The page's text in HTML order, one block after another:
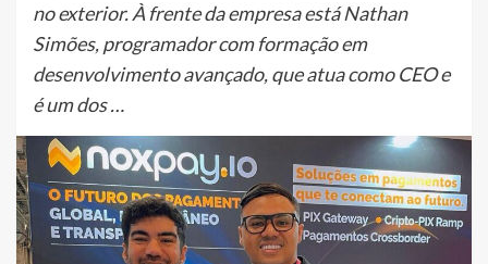
no exterior. À frente da empresa está Nathan
Simões, programador com formação em
desenvolvimento avançado, que atua como CEO e
é um dos …